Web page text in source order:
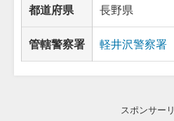
都道府県 長野県
管轄警察署 軽井沢警察署
スポンサー